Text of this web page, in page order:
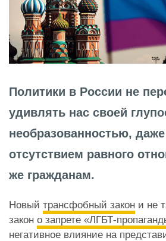
Политики в России не
удивлять нас своей
необразованностью,
отсутствием равного
же гражданам.
Новый трансфобный закон и не
закон о запрете «ЛГБТ-
негативное влияние на